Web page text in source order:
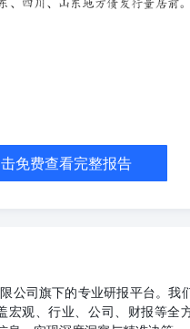
306.98亿元）。此外，当月还
债，其中，广东、河南、贵州
37个省市（含计划单列市和兵
。 本研究报告中引用的标明出
三方参考意见，并非是对某
不对其承担任何责任。 本声明
必须注明来自东方金诚且不得
45-47 层电话：86-10-
免费查看完整报告
公司旗下的专业研报平台。我
宏观、行业、公司、财报等全